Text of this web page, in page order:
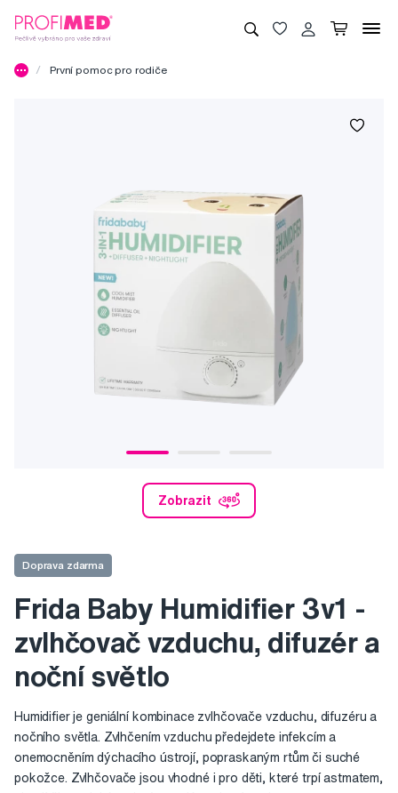
První pomoc pro rodiče
Zobrazit
Doprava zdarma
Frida Baby Humidifier 3v1 -
zvlhčovač vzduchu, difuzér a
noční světlo
Humidifier je geniální kombinace zvlhčovače vzduchu, difuzéru a
nočního světla. Zvlhčením vzduchu předejdete infekcím a
onemocněním dýchacího ústrojí, popraskaným rtům či suché
pokožce. Zvlhčovače jsou vhodné i pro děti, které trpí astmatem,